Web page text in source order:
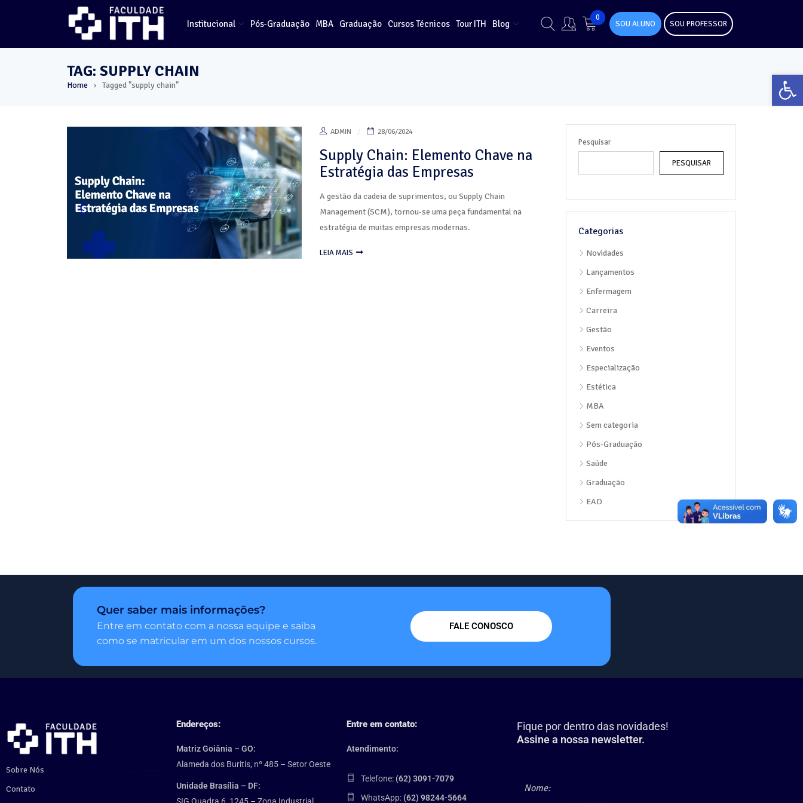
Institucional Pós-Graduação MBA Graduação Cursos Técnicos Tour ITH Blog
0
SOU ALUNO SOU PROFESSOR
TAG: SUPPLY CHAIN
Home › Tagged "supply chain"
ADMIN 28/06/2024
Supply Chain: Elemento Chave na
Estratégia das Empresas
A gestão da cadeia de suprimentos, ou Supply Chain
Management (SCM), tornou-se uma peça fundamental na
estratégia de muitas empresas modernas.
LEIA MAIS
Pesquisar
PESQUISAR
Categorias
Novidades
Lançamentos
Enfermagem
Carreira
Gestão
Eventos
Especialização
Estética
MBA
Sem categoria
Pós-Graduação
Saúde
Graduação
EAD
Quer saber mais informações?
Entre em contato com a nossa equipe e saiba
como se matricular em um dos nossos cursos.
FALE CONOSCO
Sobre Nós
Contato
Endereços:
Matriz Goiânia – GO:
Alameda dos Buritis, nº 485 – Setor Oeste
Unidade Brasília – DF:
Entre em contato:
Atendimento:
Telefone: (62) 3091-7079
WhatsApp: (62) 98244-5664
Fique por dentro das novidades!
Assine a nossa newsletter.